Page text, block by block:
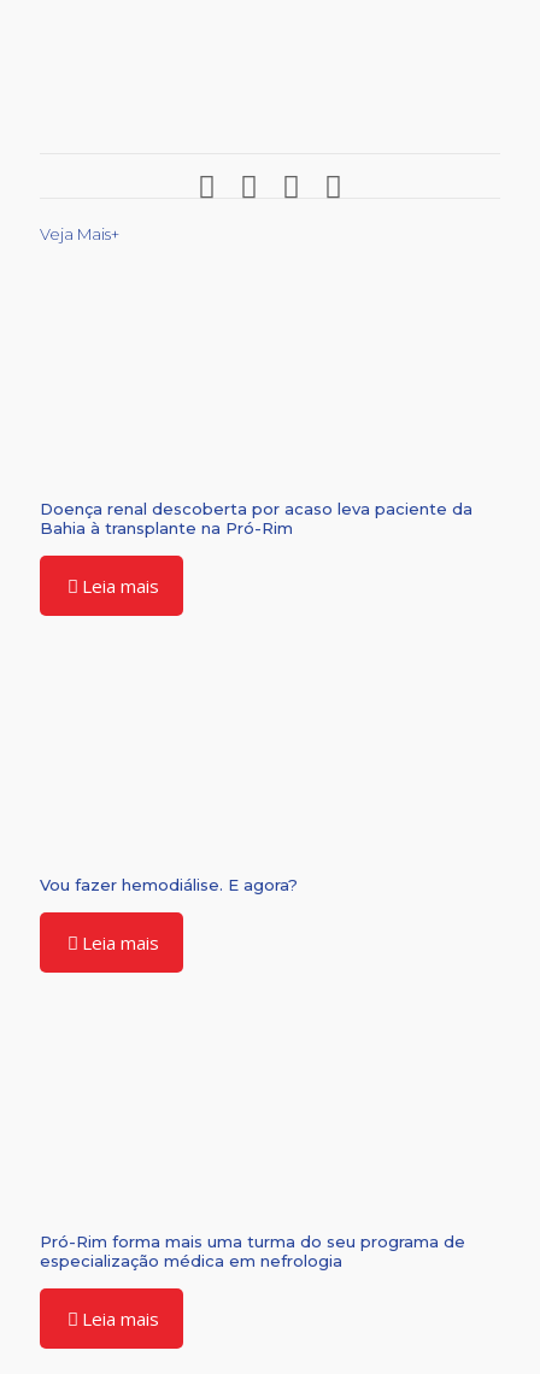
Veja Mais+
Doença renal descoberta por acaso leva paciente da
Bahia à transplante na Pró-Rim
Leia mais
Vou fazer hemodiálise. E agora?
Leia mais
Pró-Rim forma mais uma turma do seu programa de
especialização médica em nefrologia
Leia mais